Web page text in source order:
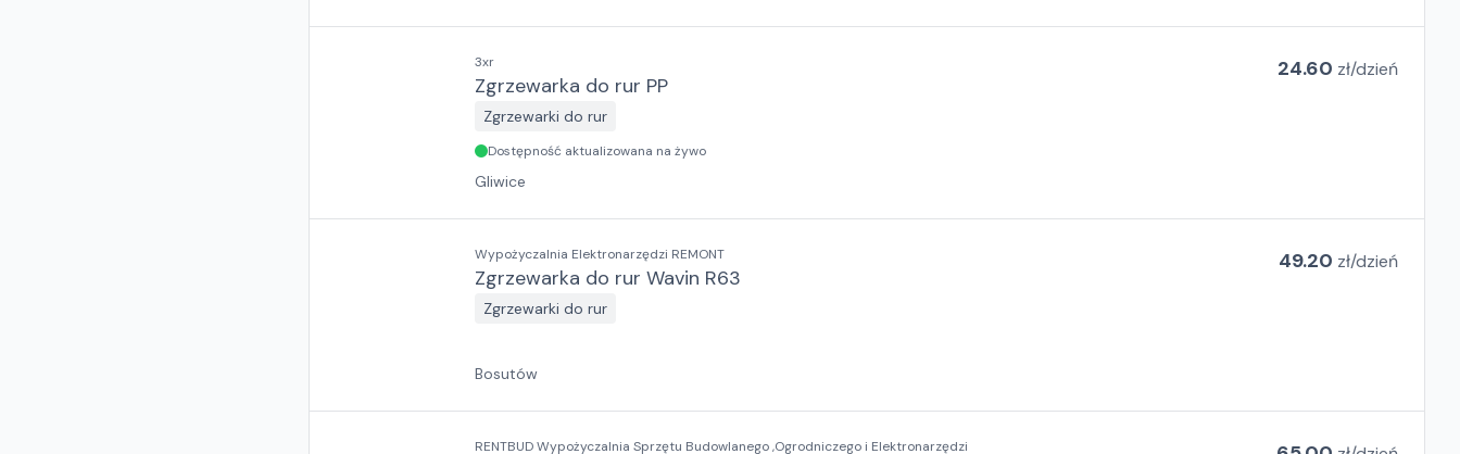
3xr
Zgrzewarka do rur PP
Zgrzewarki do rur
24.60 zł/dzień
Dostępność aktualizowana na żywo
Gliwice
Wypożyczalnia Elektronarzędzi REMONT
Zgrzewarka do rur Wavin R63
Zgrzewarki do rur
49.20 zł/dzień
Bosutów
RENTBUD Wypożyczalnia Sprzętu Budowlanego ,Ogrodniczego i Elektronarzędzi